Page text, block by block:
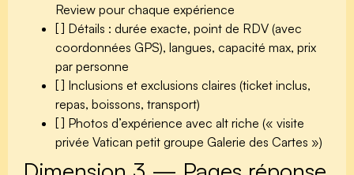
Review pour chaque expérience
[ ] Détails : durée exacte, point de RDV (avec
coordonnées GPS), langues, capacité max, prix
par personne
[ ] Inclusions et exclusions claires (ticket inclus,
repas, boissons, transport)
[ ] Photos d’expérience avec alt riche (« visite
privée Vatican petit groupe Galerie des Cartes »)